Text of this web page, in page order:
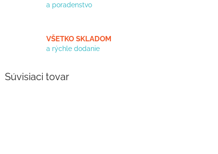
a poradenstvo
VŠETKO SKLADOM
a rýchle dodanie
Súvisiaci tovar